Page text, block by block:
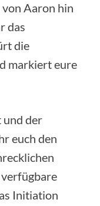
Aaron hin
das
die
markiert eure
und der
euch den
Initiation